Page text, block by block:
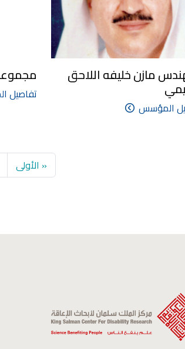
مازن خليفه اللاحق
المؤسس
تفاصيل
First page
« الأولى